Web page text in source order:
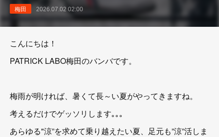
梅田 2026.07.02 02:00
こんにちは！
PATRICK LABO梅田のバンバです。
梅雨が明ければ、暑くて長～い夏がやってきますね。
考えるだけでゲッソリします｡｡｡
あらゆる"涼”を求めて乗り越えたい夏、足元も”涼”活しま